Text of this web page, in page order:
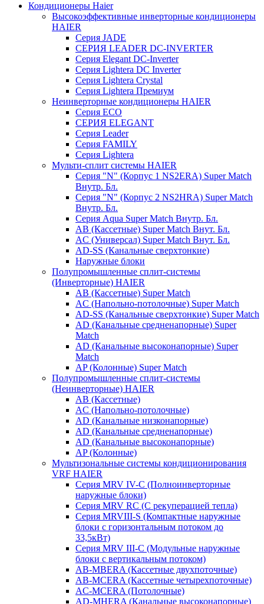
Кондиционеры Haier
Высокоэффективные инверторные кондиционеры
HAIER
Серия JADE
СЕРИЯ LEADER DC-INVERTER
Серия Elegant DC-Inverter
Серия Lightera DC Inverter
Серия Lightera Crystal
Серия Lightera Премиум
Неинверторные кондиционеры HAIER
Серия ECO
СЕРИЯ ELEGANT
Серия Leader
Серия FAMILY
Серия Lightera
Мульти-сплит системы HAIER
Серия "N" (Корпус 1 NS2ERA) Super Match
Внутр. Бл.
Серия "N" (Корпус 2 NS2HRA) Super Match
Внутр. Бл.
Серия Aqua Super Match Внутр. Бл.
AB (Кассетные) Super Match Внут. Бл.
AC (Универсал) Super Match Внут. Бл.
AD-SS (Канальные сверхтонкие)
Наружные блоки
Полупромышленные сплит-системы
(Инверторные) HAIER
AB (Кассетные) Super Match
AC (Напольно-потолочные) Super Match
AD-SS (Канальные сверхтонкие) Super Match
AD (Канальные средненапорные) Super
Match
AD (Канальные высоконапорные) Super
Match
AP (Колонные) Super Match
Полупромышленные сплит-системы
(Неинверторные) HAIER
AB (Кассетные)
AC (Напольно-потолочные)
AD (Канальные низконапорные)
AD (Канальные средненапорные)
AD (Канальные высоконапорные)
AP (Колонные)
Мультизональные системы кондиционирования
VRF HAIER
Серия MRV IV-C (Полноинверторные
наружные блоки)
Серия MRV RC (С рекуперацией тепла)
Серия MRVIII-S (Компактные наружные
блоки с горизонтальным потоком до
33,5кВт)
Серия MRV III-C (Модульные наружные
блоки с вертикальным потоком)
AB-MBERA (Кассетные двухпоточные)
AB-MCERA (Кассетные четырехпоточные)
AС-MСERA (Потолочные)
AD-MHERA (Канальные высоконапорные)